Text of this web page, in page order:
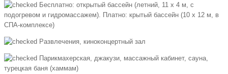
Бесплатно: открытый бассейн (летний, 11 х 4 м, с
подогревом и гидромассажем). Платно: крытый бассейн (10 х 12 м, в
СПА-комплексе)
Развлечения, киноконцертный зал
Парикмахерская, джакузи, массажный кабинет, сауна,
турецкая баня (хаммам)